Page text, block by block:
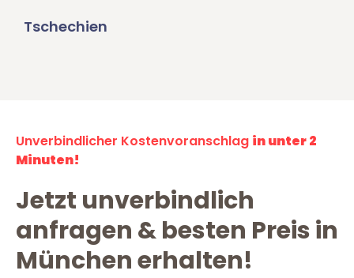
Tschechien
Unverbindlicher Kostenvoranschlag in unter 2
Minuten!
Jetzt unverbindlich
anfragen & besten Preis in
München erhalten!